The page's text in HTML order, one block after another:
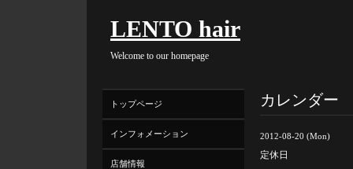
LENTO hair
Welcome to our homepage
カレンダー
2012-08-20 (Mon)
定休日
トップページ
インフォメーション
店舗情報